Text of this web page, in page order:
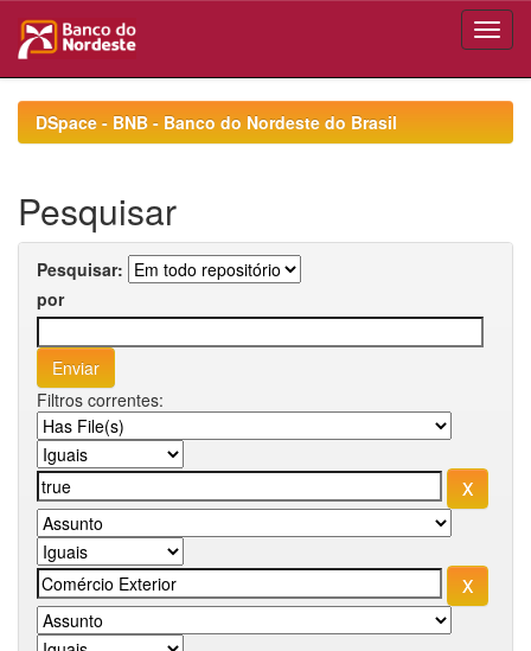
navigationDSpace - BNB - Banco do Nordeste do Brasil
Pesquisar
Pesquisar:
por
Filtros correntes: